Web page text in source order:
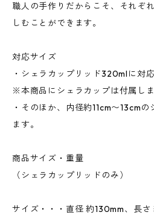
職人の手作りだからこそ、それぞ
しむことができます。
対応サイズ
・シェラカップリッド320mlに対応
※本商品にシェラカップは付属しま
・そのほか、内径約11cm〜13cm
ます。
商品サイズ・重量
（シェラカップリッドのみ）
サイズ・・・直径 約130mm、長さ